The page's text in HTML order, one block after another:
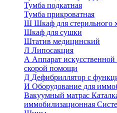
Тумба подкатная
Тумба прикроватная
Ш Шкаф для стерильного
Шкаф для сушки
Штатив медицинский
Л Липосакция
А Аппарат
скорой помощи
Д Дефибриллятор с
И Оборудование для
Вакуумный матрас
иммобилизационная